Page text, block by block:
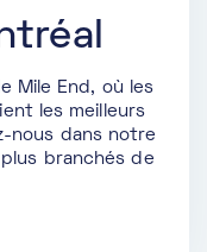
Mile End, où les
les meilleurs
nous dans notre
branchés de